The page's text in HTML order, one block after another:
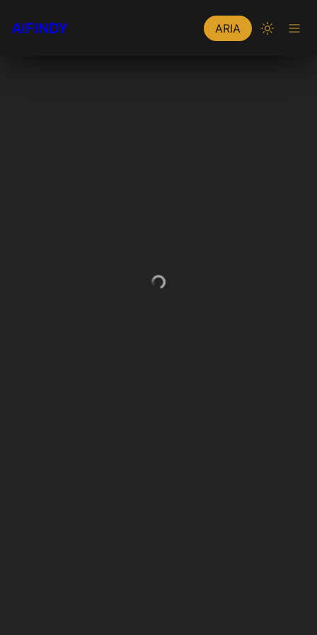
AIFINDY ARIA